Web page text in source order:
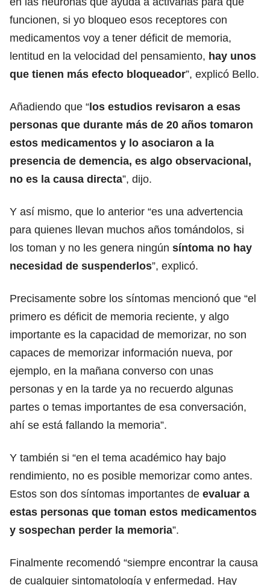
funcionen, si yo bloqueo esos receptores con
medicamentos voy a tener déficit de memoria,
lentitud en la velocidad del pensamiento, hay unos
que tienen más efecto bloqueador”, explicó Bello.
Añadiendo que “los estudios revisaron a esas
personas que durante más de 20 años tomaron
estos medicamentos y lo asociaron a la
presencia de demencia, es algo observacional,
no es la causa directa”, dijo.
Y así mismo, que lo anterior “es una advertencia
para quienes llevan muchos años tomándolos, si
los toman y no les genera ningún síntoma no hay
necesidad de suspenderlos”, explicó.
Precisamente sobre los síntomas mencionó que “el
primero es déficit de memoria reciente, y algo
importante es la capacidad de memorizar, no son
capaces de memorizar información nueva, por
ejemplo, en la mañana converso con unas
personas y en la tarde ya no recuerdo algunas
partes o temas importantes de esa conversación,
ahí se está fallando la memoria”.
Y también si “en el tema académico hay bajo
rendimiento, no es posible memorizar como antes.
Estos son dos síntomas importantes de evaluar a
estas personas que toman estos medicamentos
y sospechan perder la memoria”.
Finalmente recomendó “siempre encontrar la causa
de cualquier sintomatología y enfermedad. Hay